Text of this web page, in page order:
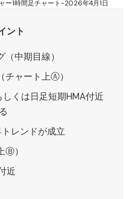
ー1時間足チャート-2026年4月1日
ント
（中期目線）
（チャート上Ⓐ）
しくは日足短期HMA付近
レンドが成立
Ⓑ）
近